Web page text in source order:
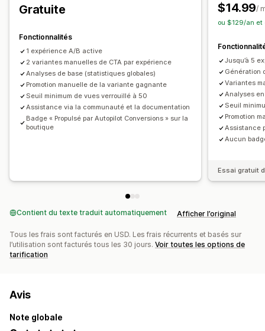
Tableau de bord des analyses de données
Gratuite
Fonctionnalités
1 expérience A/B active
2 variantes manuelles de CTA par expérience
Analyses de base (statistiques globales)
Promotion manuelle de la variante gagnante
Seuil minimum de vues verrouillé à 50
Assistance via la communauté et la documentation
Badge « Propulsé par Autopilot Conversions » sur la
boutique
$14.99/
ou $129/an et
Jusqu’à 5
Génération
Variantes
Analyses
Seuil
Promotion
Assistance
Aucun
Essai gratuit
Contient du texte traduit automatiquement Afficher l’original
Tous les frais sont facturés en USD. Les frais récurrents et basés sur
l’utilisation sont facturés tous les 30 jours. Voir toutes les options de
tarification
Avis
Note globale